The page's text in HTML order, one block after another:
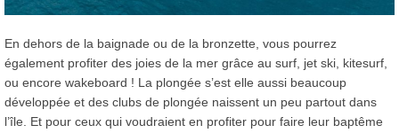
En dehors de la baignade ou de la bronzette, vous pourrez
également profiter des joies de la mer grâce au surf, jet ski, kitesurf,
ou encore wakeboard ! La plongée s’est elle aussi beaucoup
développée et des clubs de plongée naissent un peu partout dans
l’île. Et pour ceux qui voudraient en profiter pour faire leur baptême